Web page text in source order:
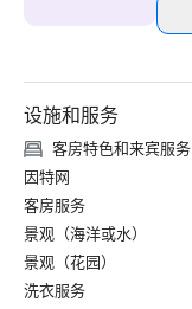
设施和服务
客房特色和来宾服务
因特网
客房服务
景观（海洋或水）
景观（花园）
洗衣服务